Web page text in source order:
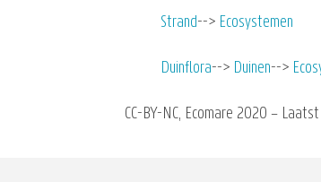
Strand Ecosystemen
Duinflora Duinen
CC-BY-NC, Ecomare 2020 –